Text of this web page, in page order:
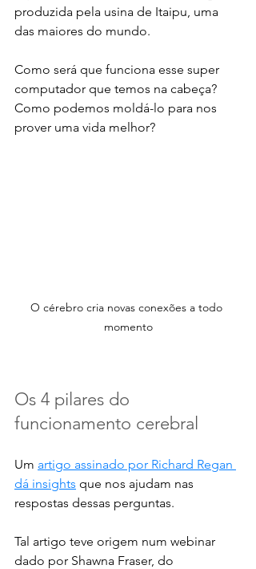
produzida pela usina de Itaipu, uma
das maiores do mundo.
Como será que funciona esse super
computador que temos na cabeça?
Como podemos moldá-lo para nos
prover uma vida melhor?
O cérebro cria novas conexões a todo
momento
Os 4 pilares do
funcionamento cerebral
Um artigo assinado por Richard Regan
dá insights que nos ajudam nas
respostas dessas perguntas.
Tal artigo teve origem num webinar
dado por Shawna Fraser, do